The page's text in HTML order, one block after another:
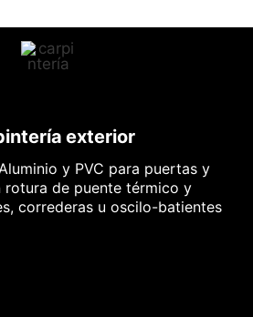
exterior
y PVC para puertas y
rotura de puente térmico y
correderas u oscilo-batientes